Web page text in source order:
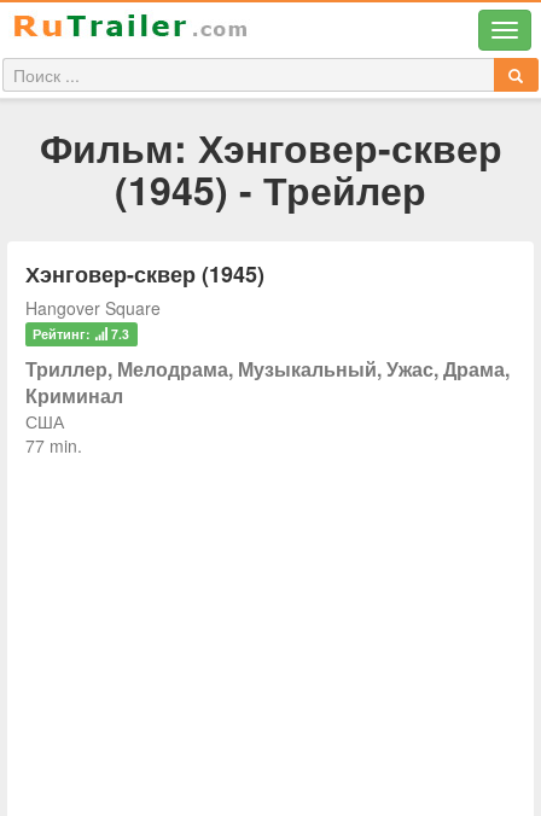
Фильм: Хэнговер-сквер
(1945) - Трейлер
Хэнговер-сквер (1945)
Hangover Square
Рейтинг: 7.3
Триллер, Мелодрама, Музыкальный, Ужас, Драма,
Криминал
США
77 min.